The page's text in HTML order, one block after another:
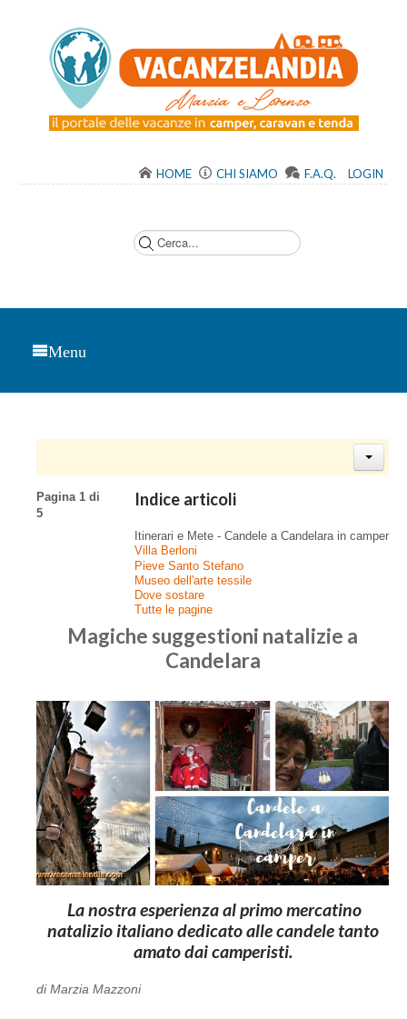
HOME CHI SIAMO F.A.Q. LOGIN
Menu
Indice articoli
Itinerari e Mete - Candele a Candelara in camper
Villa Berloni
Pieve Santo Stefano
Museo dell'arte tessile
Dove sostare
Tutte le pagine
Pagina 1 di
5
Magiche suggestioni natalizie a
Candelara
La nostra esperienza al primo mercatino
natalizio italiano dedicato alle candele tanto
amato dai camperisti.
di Marzia Mazzoni